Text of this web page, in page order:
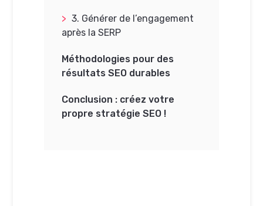
3. Générer de l’engagement
après la SERP
Méthodologies pour des
résultats SEO durables
Conclusion : créez votre
propre stratégie SEO !